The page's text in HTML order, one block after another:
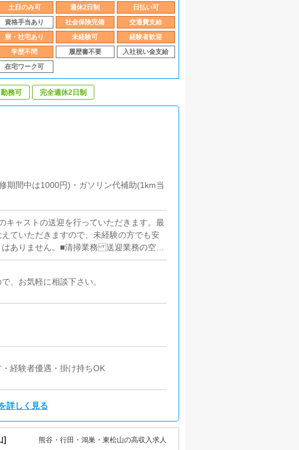
土日のみ可 週休2日制 日払い可
資格手当あり 社会保険完備 交通費支給
寮・社宅あり 未経験可 経験者歓迎
学歴不問 履歴書不要 入社祝い金支給
在宅ワーク可
務可 完全週休2日制
期間中は1000円)・ガソリン代補助(1km当
キャストの送迎を行っていただきます。最
ていただきますので、未経験の方でも安
ありません。■清掃業務 送迎業務の空き
ャストの送迎に使うお車の清掃もお願い
、お気軽に相談下さい。
経験者優遇・掛け持ちOK
詳しく見る
] 熊谷・行田・鴻巣・東松山の高収入求人